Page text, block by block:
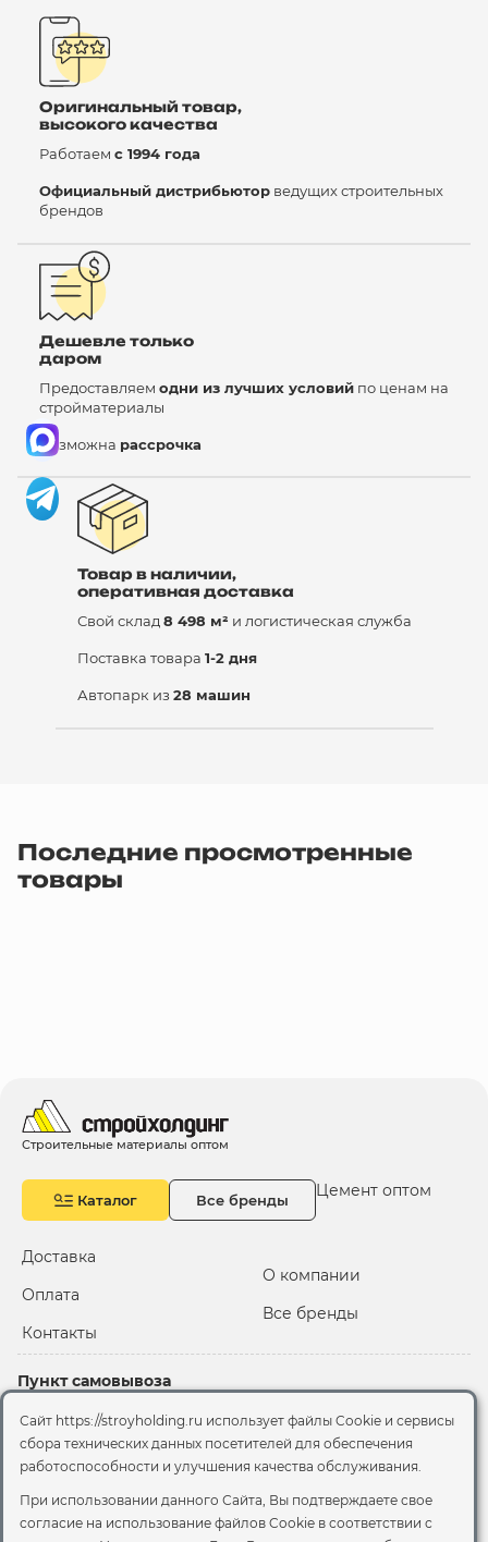
Оригинальный товар,
высокого качества
Работаем с 1994 года
Официальный дистрибьютор ведущих строительных
брендов
Дешевле только
даром
Предоставляем одни из лучших условий по ценам на
стройматериалы
Возможна рассрочка
Товар в наличии,
оперативная доставка
Свой склад 8 498 м² и логистическая служба
Поставка товара 1-2 дня
Автопарк из 28 машин
Последние просмотренные
товары
Строительные материалы оптом
Каталог Все бренды Цемент оптом
Доставка
Оплата
Контакты
О компании
Все бренды
Пункт самовывоза
2-й Иртышский проезд,
территория 2А стр.3
Офис
Москва, ул. Вятская, 49с1
Сайт https://stroyholding.ru использует файлы Cookie и сервисы
сбора технических данных посетителей для обеспечения
работоспособности и улучшения качества обслуживания.
При использовании данного Сайта, Вы подтверждаете свое
согласие на использование файлов Cookie в соответствии с